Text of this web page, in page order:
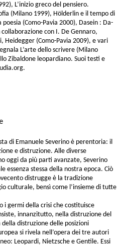
L’inizio greco del pensiero.
(Milano 1999), Hölderlin e il tempo di
(Como-Pavia 2000), Dasein : Da-
con I. De Gennaro,
Heidegger (Como-Pavia 2009), e vari
L’arte dello scrivere (Milano
Zibaldone leopardiano. Suoi testi e
di Emanuele Severino è perentoria: il
e distruzione. Alle diverse
oggi da più parti avanzate, Severino
essenza stessa della nostra epoca. Ciò
distrugge è la tradizione
culturale, bensì come l’insieme di tutte
i germi della crisi che costituisce
innanzitutto, nella distruzione del
della distruzione delle posizioni
si rivela nell’opera dei tre autori
Leopardi, Nietzsche e Gentile. Essi